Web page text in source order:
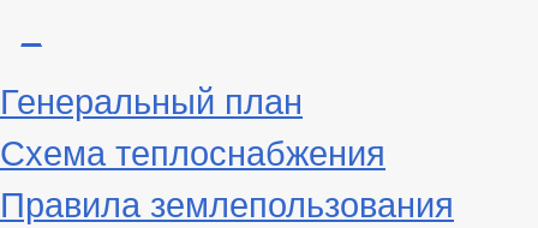
Генеральный план
Схема теплоснабжения
Правила землепользования